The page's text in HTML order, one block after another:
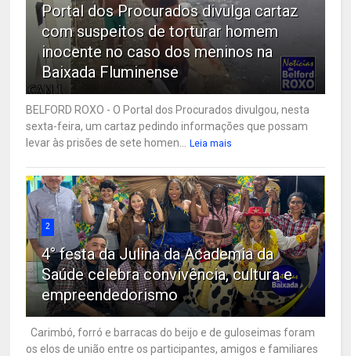
Portal dos Procurados divulga cartaz
com suspeitos de torturar homem
inocente no caso dos meninos na
Baixada Fluminense
BELFORD ROXO - O Portal dos Procurados divulgou, nesta
sexta-feira, um cartaz pedindo informações que possam
levar às prisões de sete homen...
Leia mais
2
4° festa da Julina da Academia da
Saúde celebra convivência, cultura e
empreendedorismo
Carimbó, forró e barracas do beijo e de guloseimas foram
os elos de união entre os participantes, amigos e familiares